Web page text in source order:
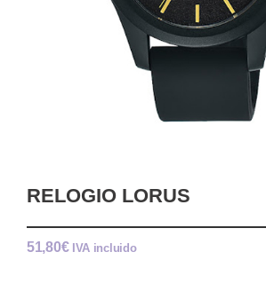
RELOGIO LORUS
51,80€ IVA incluido